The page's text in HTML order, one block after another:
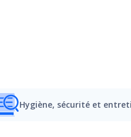
Hygiène, sécurité et